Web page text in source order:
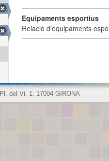
Equipaments esportius
Relació d’equipaments
Pl. del Vi, 1. 17004 GIRONA